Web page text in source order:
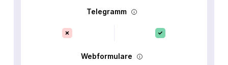
Telegramm
Webformulare